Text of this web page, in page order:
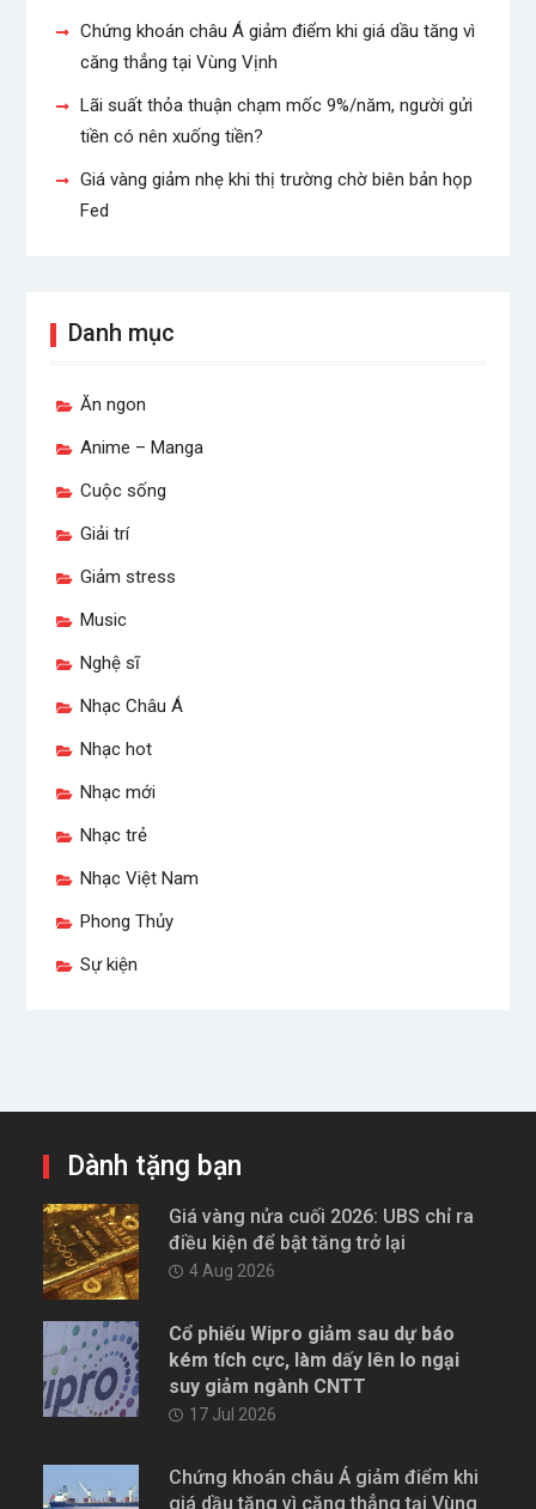
Chứng khoán châu Á giảm điểm khi giá dầu tăng vì
căng thẳng tại Vùng Vịnh
Lãi suất thỏa thuận chạm mốc 9%/năm, người gửi
tiền có nên xuống tiền?
Giá vàng giảm nhẹ khi thị trường chờ biên bản họp
Fed
Danh mục
Ăn ngon
Anime – Manga
Cuộc sống
Giải trí
Giảm stress
Music
Nghệ sĩ
Nhạc Châu Á
Nhạc hot
Nhạc mới
Nhạc trẻ
Nhạc Việt Nam
Phong Thủy
Sự kiện
Dành tặng bạn
Giá vàng nửa cuối 2026: UBS chỉ ra
điều kiện để bật tăng trở lại
4 Aug 2026
Cổ phiếu Wipro giảm sau dự báo
kém tích cực, làm dấy lên lo ngại
suy giảm ngành CNTT
17 Jul 2026
Chứng khoán châu Á giảm điểm khi
giá dầu tăng vì căng thẳng tại Vùng